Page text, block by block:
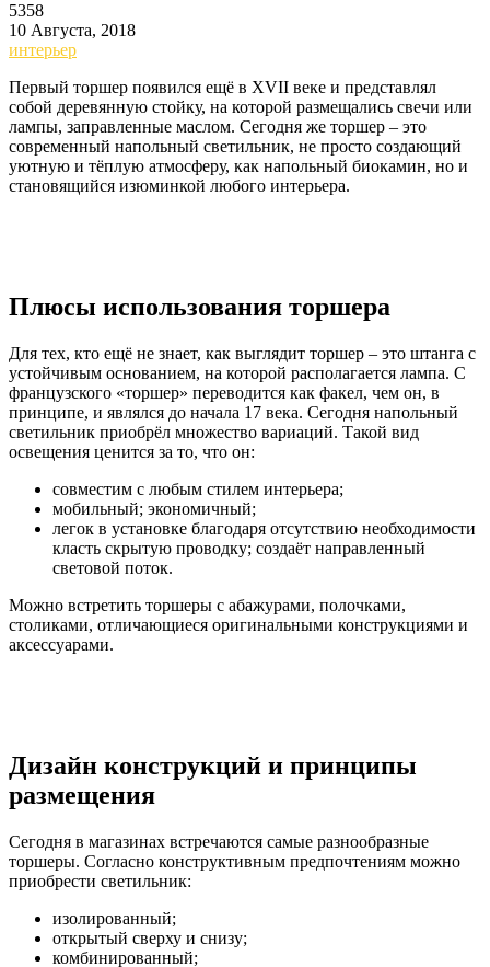
5358
10 Августа, 2018
интерьер
Первый торшер появился ещё в XVII веке и представлял
собой деревянную стойку, на которой размещались свечи или
лампы, заправленные маслом. Сегодня же торшер – это
современный напольный светильник, не просто создающий
уютную и тёплую атмосферу, как напольный биокамин, но и
становящийся изюминкой любого интерьера.
Плюсы использования торшера
Для тех, кто ещё не знает, как выглядит торшер – это штанга с
устойчивым основанием, на которой располагается лампа. С
французского «торшер» переводится как факел, чем он, в
принципе, и являлся до начала 17 века. Сегодня напольный
светильник приобрёл множество вариаций. Такой вид
освещения ценится за то, что он:
совместим с любым стилем интерьера;
мобильный; экономичный;
легок в установке благодаря отсутствию необходимости
класть скрытую проводку; создаёт направленный
световой поток.
Можно встретить торшеры с абажурами, полочками,
столиками, отличающиеся оригинальными конструкциями и
аксессуарами.
Дизайн конструкций и принципы
размещения
Сегодня в магазинах встречаются самые разнообразные
торшеры. Согласно конструктивным предпочтениям можно
приобрести светильник:
изолированный;
открытый сверху и снизу;
комбинированный;